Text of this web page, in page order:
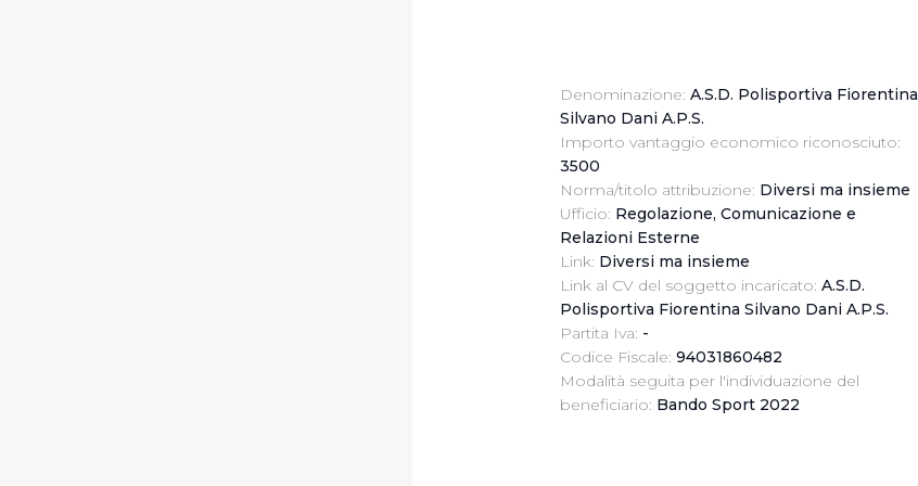
Denominazione: A.S.D. Polisportiva Fiorentina
Silvano Dani A.P.S.
Importo vantaggio economico riconosciuto:
3500
Norma/titolo attribuzione: Diversi ma insieme
Ufficio: Regolazione, Comunicazione e
Relazioni Esterne
Link: Diversi ma insieme
Link al CV del soggetto incaricato: A.S.D.
Polisportiva Fiorentina Silvano Dani A.P.S.
Partita Iva: -
Codice Fiscale: 94031860482
Modalità seguita per l'individuazione del
beneficiario: Bando Sport 2022